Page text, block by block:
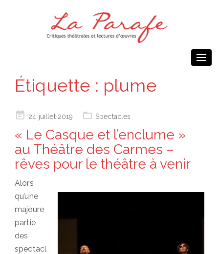
Étiquette : plume
Posted24 juillet 2019 Spectacles
« Le Casque et l’enclume »
au Théâtre des Carmes –
rêves pour le théâtre à venir
Alors
qu’une
majeure
partie
des
spectacl